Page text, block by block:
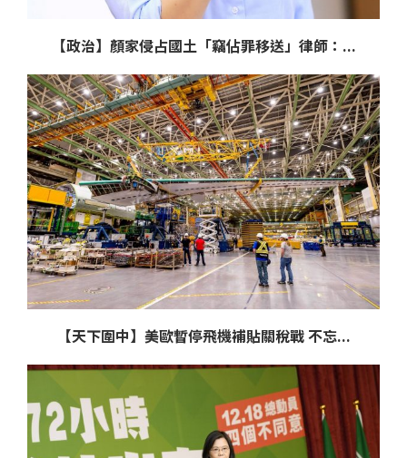
【政治】顏家侵占國土「竊佔罪移送」律師：...
【天下圍中】美歐暫停飛機補貼關稅戰 不忘...